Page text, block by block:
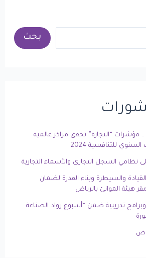
بحث
مؤشرات “التجارة” تحقق مراكز عالمية
للتنافسية 2024
نظامي السجل التجاري والأسماء التجارية
والسيطرة وبناء القدرة لضمان
هيئة الموانئ بالرياض
تدريبية ضمن “أسبوع رواد الصناعة